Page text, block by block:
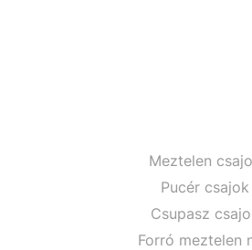
Meztelen
Pucér csajok
Csupasz
Forró meztelen